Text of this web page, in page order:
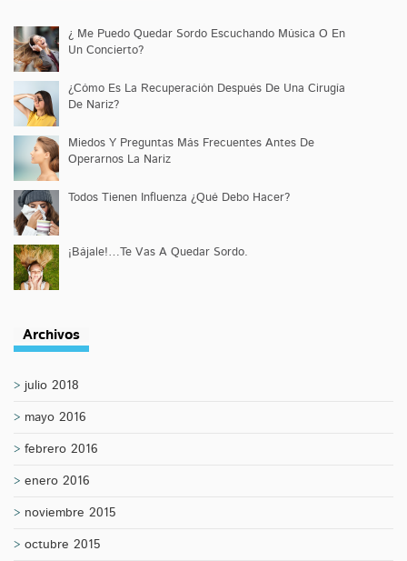
¿ Me Puedo Quedar Sordo Escuchando Música O En
Un Concierto?
¿Cómo Es La Recuperación Después De Una Cirugía
De Nariz?
Miedos Y Preguntas Más Frecuentes Antes De
Operarnos La Nariz
Todos Tienen Influenza ¿Qué Debo Hacer?
¡Bájale!…Te Vas A Quedar Sordo.
Archivos
julio 2018
mayo 2016
febrero 2016
enero 2016
noviembre 2015
octubre 2015